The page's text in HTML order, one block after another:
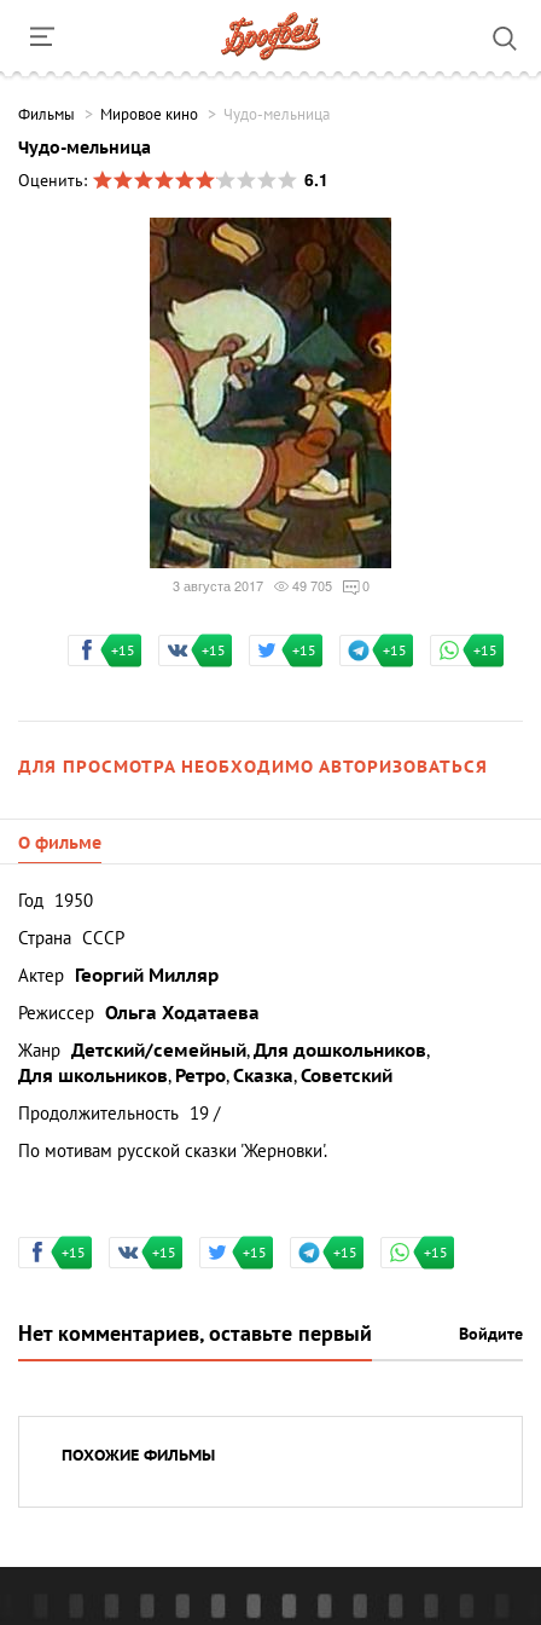
Фильмы Мировое кино Чудо-мельница
Чудо-мельница
Оценить:
6.1
3 августа 2017 49 705 0
+15 +15 +15 +15 +15
ДЛЯ ПРОСМОТРА НЕОБХОДИМО АВТОРИЗОВАТЬСЯ
О фильме
Год 1950
Страна СССР
Актер Георгий Милляр
Режиссер Ольга Ходатаева
Жанр Детский/семейный,Для дошкольников,
Для школьников, Ретро,Сказка,Советский
Продолжительность 19 /
По мотивам русской сказки 'Жерновки'.
+15 +15 +15 +15 +15
Нет комментариев, оставьте первый Войдите
ПОХОЖИЕ ФИЛЬМЫ